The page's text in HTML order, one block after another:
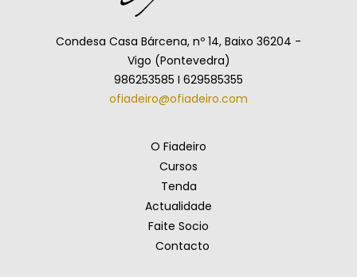
Condesa Casa Bárcena, nº 14, Baixo 36204 -
Vigo (Pontevedra)
986253585 I 629585355
ofiadeiro@ofiadeiro.com
O Fiadeiro
Cursos
Tenda
Actualidade
Faite Socio
Contacto